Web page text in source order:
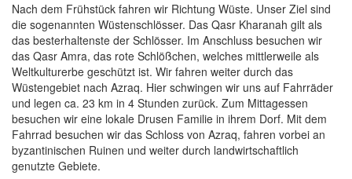
Nach dem Frühstück fahren wir Richtung Wüste. Unser Ziel sind
die sogenannten Wüstenschlösser. Das Qasr Kharanah gilt als
das besterhaltenste der Schlösser. Im Anschluss besuchen wir
das Qasr Amra, das rote Schlößchen, welches mittlerweile als
Weltkulturerbe geschützt ist. Wir fahren weiter durch das
Wüstengebiet nach Azraq. Hier schwingen wir uns auf Fahrräder
und legen ca. 23 km in 4 Stunden zurück. Zum Mittagessen
besuchen wir eine lokale Drusen Familie in ihrem Dorf. Mit dem
Fahrrad besuchen wir das Schloss von Azraq, fahren vorbei an
byzantinischen Ruinen und weiter durch landwirtschaftlich
genutzte Gebiete.